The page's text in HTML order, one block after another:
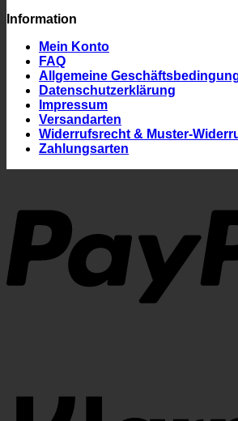
Information
Mein Konto
FAQ
Allgemeine
Datenschutzerklärung
Impressum
Versandarten
Widerrufsrecht & Muster-
Zahlungsarten